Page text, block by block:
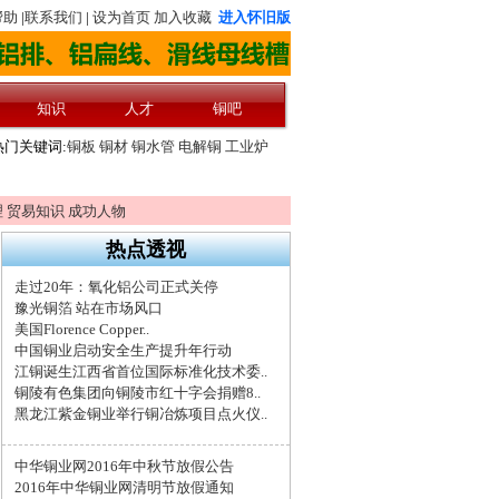
贸易知识 成功人物
热点透视